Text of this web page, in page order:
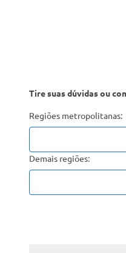
Tire suas dúvidas ou
Regiões metropolitanas:
Demais regiões: